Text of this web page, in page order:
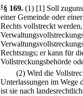
1 § 169. (1) [1] Soll
einer Gemeinde oder
Rechts vollstreckt
Rechtszugs; er kann für
Vollstreckungsbehörde
(2) Wird die
Unterlassungen im Wege
ist sie nach